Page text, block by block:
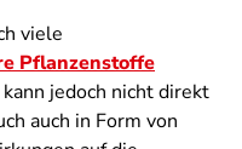
viele
Pflanzenstoffe
jedoch nicht direkt
auch in Form von